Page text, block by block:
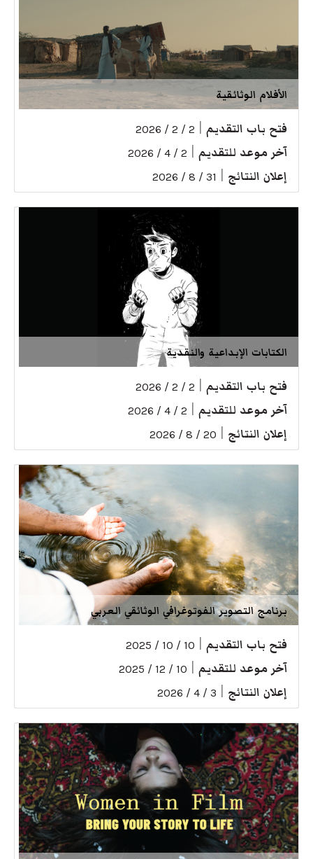
الأفلام الوثائقية
فتح باب التقديم 2 / 2 / 2026
آخر موعد للتقديم 2 / 4 / 2026
إعلان النتائج 31 / 8 / 2026
الكتابات الإبداعية والنقدية
فتح باب التقديم 2 / 2 / 2026
آخر موعد للتقديم 2 / 4 / 2026
إعلان النتائج 20 / 8 / 2026
برنامج التصوير الفوتوغرافي الوثائقي العربي
فتح باب التقديم 10 / 10 / 2025
آخر موعد للتقديم 10 / 12 / 2025
إعلان النتائج 3 / 4 / 2026